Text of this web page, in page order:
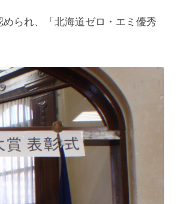
られ、「北海道ゼロ・エミ優秀